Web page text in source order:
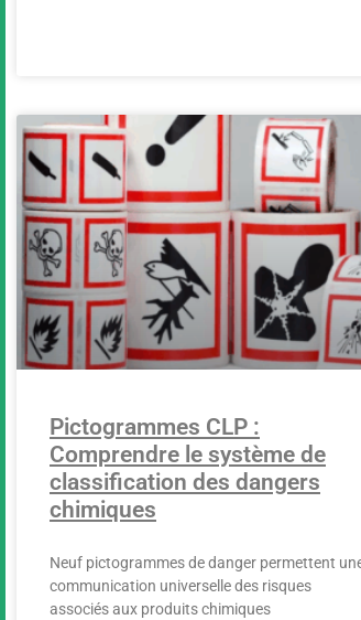
Pictogrammes CLP :
Comprendre le système de
classification des dangers
chimiques
Neuf pictogrammes de danger permettent
communication universelle des risques
associés aux produits chimiques